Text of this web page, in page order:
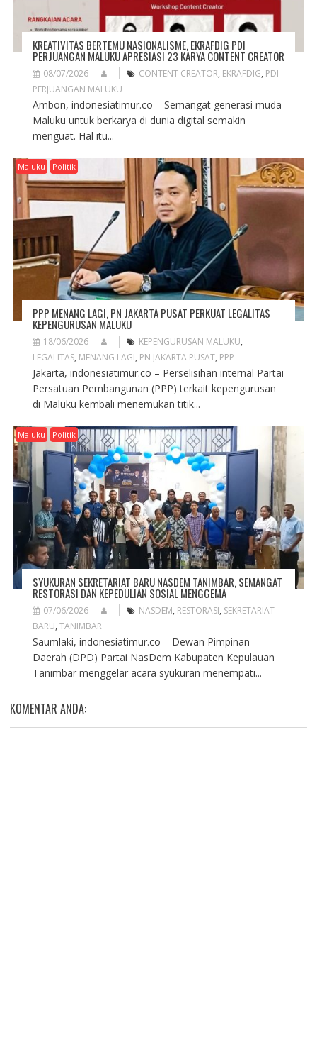
KREATIVITAS BERTEMU NASIONALISME, EKRAFDIG PDI
PERJUANGAN MALUKU APRESIASI 23 KARYA CONTENT CREATOR
08/07/2026 CONTENT CREATOR, EKRAFDIG, PDI
PERJUANGAN MALUKU
Ambon, indonesiatimur.co – Semangat generasi muda
Maluku untuk berkarya di dunia digital semakin
menguat. Hal itu...
Maluku Politik
PPP MENANG LAGI, PN JAKARTA PUSAT PERKUAT LEGALITAS
KEPENGURUSAN MALUKU
18/06/2026 KEPENGURUSAN MALUKU,
LEGALITAS, MENANG LAGI, PN JAKARTA PUSAT, PPP
Jakarta, indonesiatimur.co – Perselisihan internal Partai
Persatuan Pembangunan (PPP) terkait kepengurusan
di Maluku kembali menemukan titik...
Maluku Politik
SYUKURAN SEKRETARIAT BARU NASDEM TANIMBAR, SEMANGAT
RESTORASI DAN KEPEDULIAN SOSIAL MENGGEMA
07/06/2026 NASDEM, RESTORASI, SEKRETARIAT
BARU, TANIMBAR
Saumlaki, indonesiatimur.co – Dewan Pimpinan
Daerah (DPD) Partai NasDem Kabupaten Kepulauan
Tanimbar menggelar acara syukuran menempati...
KOMENTAR ANDA: